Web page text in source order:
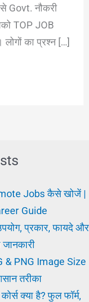
से Govt. नौकरी
TOP JOB
का प्रश्न […]
Jobs कैसे खोजें |
Guide
प्रकार, फायदे और
& PNG Image Size
तरीका
क्या है? फुल फॉर्म,